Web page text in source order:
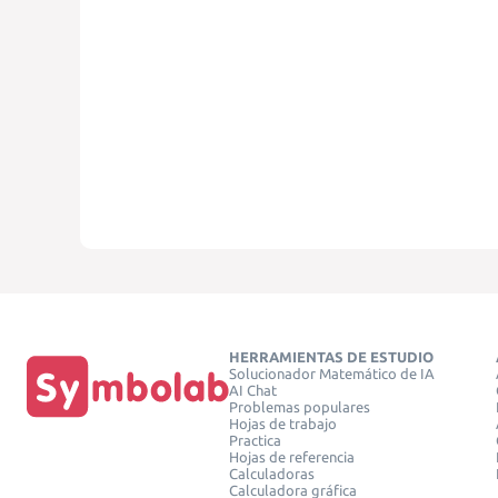
HERRAMIENTAS DE ESTUDIO
Solucionador Matemático de IA
AI Chat
Problemas populares
Hojas de trabajo
Practica
Hojas de referencia
Calculadoras
Calculadora gráfica